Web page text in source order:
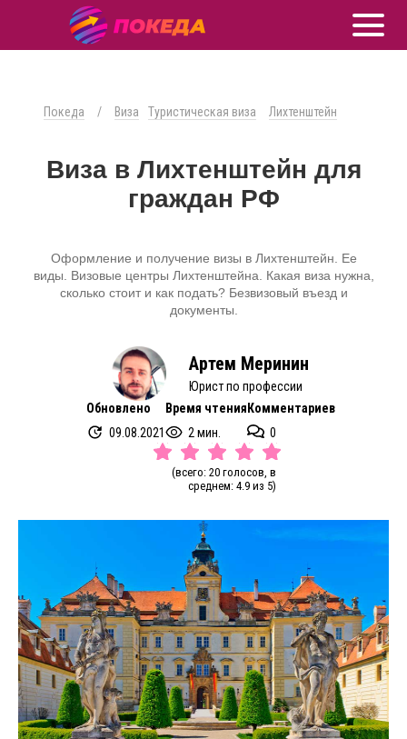
Покеда / Виза Туристическая виза Лихтенштейн
Виза в Лихтенштейн для
граждан РФ
Оформление и получение визы в Лихтенштейн. Ее
виды. Визовые центры Лихтенштейна. Какая виза нужна,
сколько стоит и как подать? Безвизовый въезд и
документы.
Артем Меринин
Юрист по профессии
Обновлено
09.08.2021
Время чтения
2 мин.
Комментариев
0
(всего: 20 голосов, в
среднем: 4.9 из 5)